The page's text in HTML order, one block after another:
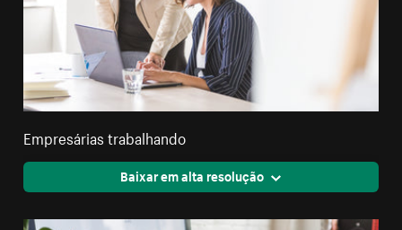
Empresárias trabalhando
Baixar em alta resolução